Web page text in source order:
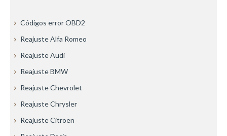
Códigos error OBD2
Reajuste Alfa Romeo
Reajuste Audi
Reajuste BMW
Reajuste Chevrolet
Reajuste Chrysler
Reajuste Citroen